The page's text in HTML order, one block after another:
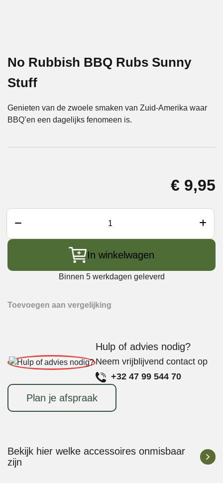
No Rubbish BBQ Rubs Sunny
Stuff
Genieten van de zwoele smaken van Zuid-Amerika waar
BBQ’en een dagelijks fenomeen is.
€ 9,95
Rubbish
Rubs
aantal
In winkelwagen
Binnen 5 werkdagen geleverd
Toevoegen aan vergelijking
Hulp of advies nodig?
Neem vrijblijvend contact op
+32 47 99 544 70
Plan je afspraak
Bekijk hier welke accessoires onmisbaar
zijn